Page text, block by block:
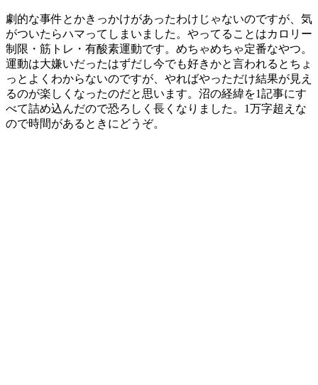
劇的な事件とかきっかけがあったわけじゃないのですが、気
がついたらハマってしまいました。やってることはカロリー
制限・筋トレ・有酸素運動です。めちゃめちゃ定番なやつ。
運動は大嫌いだったはずだし今でも好きかと言われるとちょ
っとよくわからないのですが、やればやっただけ結果が見え
るのが楽しくなったのだと思います。沼の経緯を1記事にす
べて詰め込んだので恐ろしく長くなりました。1万字超えな
ので時間があるときにどうぞ。